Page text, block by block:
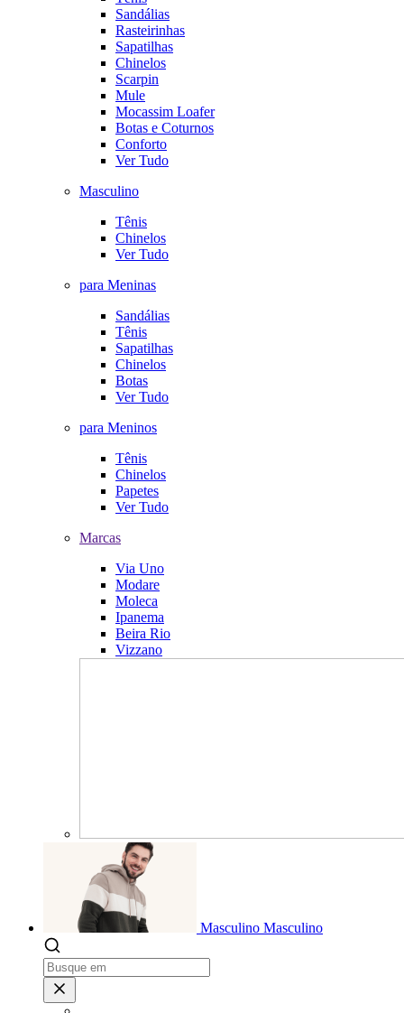
Sandálias
Rasteirinhas
Sapatilhas
Chinelos
Scarpin
Mule
Mocassim Loafer
Botas e Coturnos
Conforto
Ver Tudo
Masculino
Tênis
Chinelos
Ver Tudo
para Meninas
Sandálias
Tênis
Sapatilhas
Chinelos
Botas
Ver Tudo
para Meninos
Tênis
Chinelos
Papetes
Ver Tudo
Marcas
Via Uno
Modare
Moleca
Ipanema
Beira Rio
Vizzano
Masculino Masculino